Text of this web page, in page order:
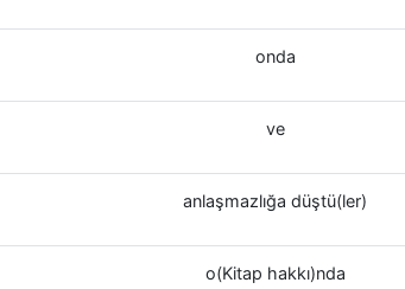
onda
ve
anlaşmazlığa düştü(ler)
o(Kitap hakkı)nda